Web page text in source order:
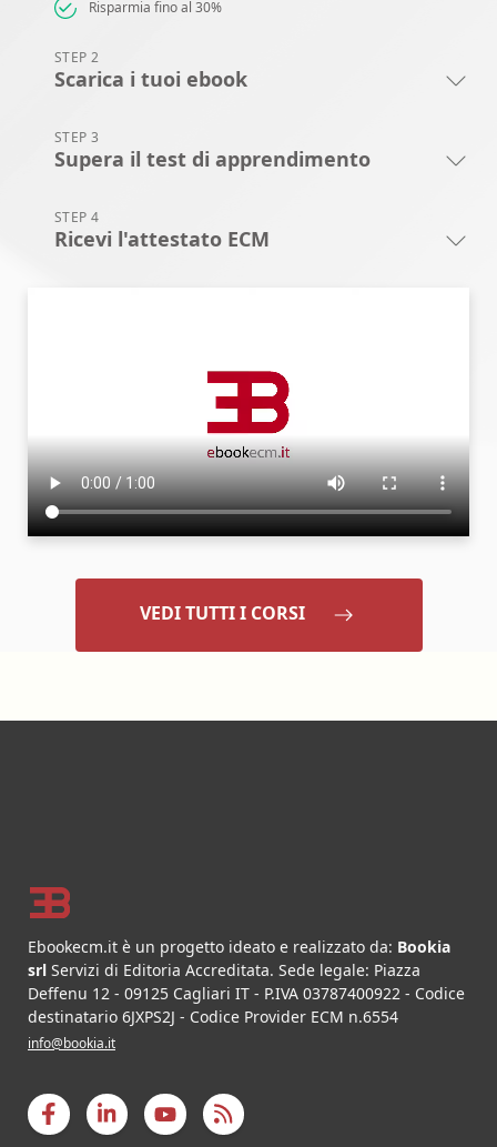
Risparmia fino al 30%
STEP 2
Scarica i tuoi ebook
STEP 3
Supera il test di apprendimento
STEP 4
Ricevi l'attestato ECM
VEDI TUTTI I CORSI
Ebookecm.it è un progetto ideato e realizzato da: Bookia
srl Servizi di Editoria Accreditata. Sede legale: Piazza
Deffenu 12 - 09125 Cagliari IT - P.IVA 03787400922 - Codice
destinatario 6JXPS2J - Codice Provider ECM n.6554
info@bookia.it